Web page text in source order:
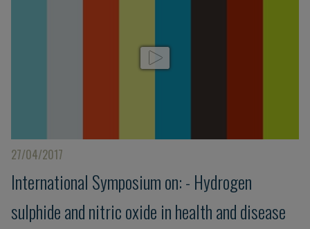
27/04/2017
International Symposium on: - Hydrogen
sulphide and nitric oxide in health and disease